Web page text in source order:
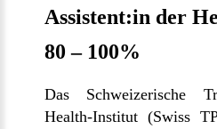
Assistent:in der
80 – 100%
Das Schweizerische
Health-Institut (Swiss